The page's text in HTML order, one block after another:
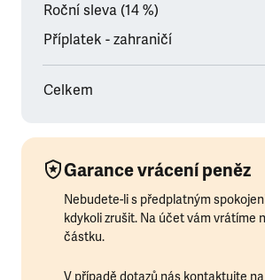
Roční sleva (14 %)
Příplatek - zahraničí
Celkem
Garance vrácení peněz
Nebudete-li s předplatným
kdykoli zrušit. Na účet vám vrátíme
částku.
V případě dotazů nás kontaktujte na